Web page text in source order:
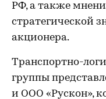
РФ, а также
стратегической
акционера.
Транспортно-
группы
и ООО «Рускон»,